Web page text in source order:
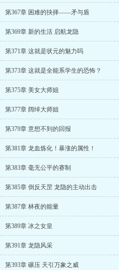
第367章 困难的抉择——矛与盾
第369章 新的生活 启航龙隐
第371章 这就是状元的魅力吗
第373章 这就是全能系学生的恐怖？
第375章 美女大师姐
第377章 阔绰大师姐
第379章 意想不到的回报
第381章 龙血炼化！暴涨的属性！
第383章 毫无公平的赛制
第385章 倒反天罡 龙隐的主动出击
第387章 林夜的能量
第389章 冰之女皇
第391章 龙隐风采
第393章 碾压 天引万象之威